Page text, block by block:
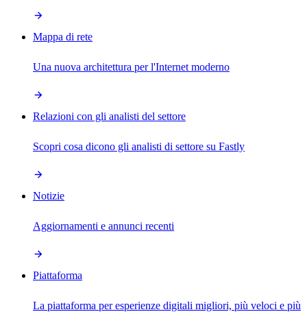
Mappa di rete
Una nuova architettura per l'Internet moderno
Relazioni con gli analisti del settore
Scopri cosa dicono gli analisti di settore su Fastly
Notizie
Aggiornamenti e annunci recenti
Piattaforma
La piattaforma per esperienze digitali migliori, più veloci e più